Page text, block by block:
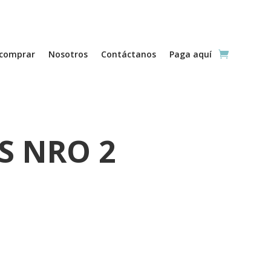
Nosotros Contáctanos Paga aquí
NRO 2